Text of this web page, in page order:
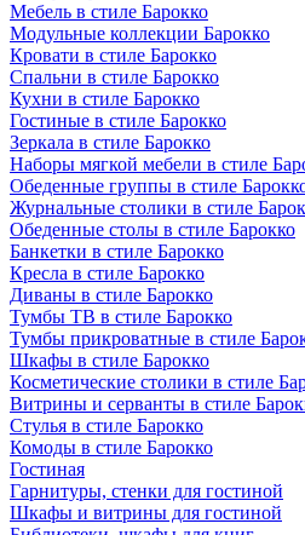
Мебель в стиле Барокко
Модульные коллекции Барокко
Кровати в стиле Барокко
Спальни в стиле Барокко
Кухни в стиле Барокко
Гостиные в стиле Барокко
Зеркала в стиле Барокко
Наборы мягкой мебели в стиле
Обеденные группы в стиле
Журнальные столики в стиле
Обеденные столы в стиле Барокко
Банкетки в стиле Барокко
Кресла в стиле Барокко
Диваны в стиле Барокко
Тумбы ТВ в стиле Барокко
Тумбы прикроватные в стиле
Шкафы в стиле Барокко
Косметические столики в стиле
Витрины и серванты в стиле
Стулья в стиле Барокко
Комоды в стиле Барокко
Гостиная
Гарнитуры, стенки для гостиной
Шкафы и витрины для гостиной